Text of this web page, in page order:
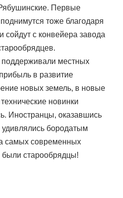
Первые
тоже благодаря
с конвейера завода
поддерживали местных
в развитие
новых земель, в новые
новинки
Иностранцы, оказавшись
бородатым
самых современных
были старообрядцы!